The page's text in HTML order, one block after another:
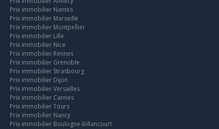
Prix immobilier Nantes
Prix immobilier Marseille
Prix immobilier Montpellier
Prix immobilier Lille
Prix immobilier Nice
Prix immobilier Rennes
Prix immobilier Grenoble
Prix immobilier Strasbourg
Prix immobilier Dijon
Prix immobilier Versailles
Prix immobilier Cannes
Prix immobilier Tours
Prix immobilier Nancy
Prix immobilier Boulogne-Billancourt